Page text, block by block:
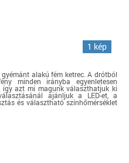
1 kép
alakú fém ketrec. A drótból
minden irányba egyenletesen
így azt mi magunk választhatjuk ki
ajánljuk a LED-et, a
és választható színhőmérséklet